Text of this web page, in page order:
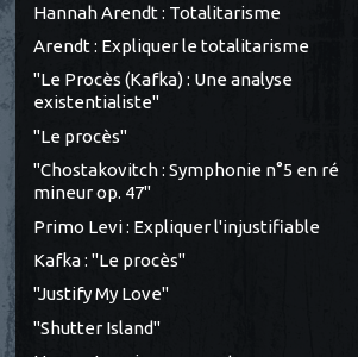
Hannah Arendt : Totalitarisme
Arendt : Expliquer le totalitarisme
"Le Procès (Kafka) : Une analyse
existentialiste"
"Le procès"
"Chostakovitch : Symphonie n°5 en ré
mineur op. 47"
Primo Levi : Expliquer l'injustifiable
Kafka : "Le procès"
"Justify My Love"
"Shutter Island"